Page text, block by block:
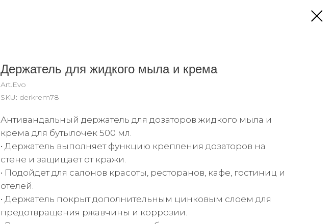
Держатель для жидкого мыла и крема
Art.Evo
SKU: derkrem78
Антивандальный держатель для дозаторов жидкого мыла и
крема для бутылочек 500 мл.
• Держатель выполняет функцию крепления дозаторов на
стене и защищает от кражи.
• Подойдет для салонов красоты, ресторанов, кафе, гостиниц и
отелей.
• Держатель покрыт дополнительным цинковым слоем для
предотвращения ржавчины и коррозии.